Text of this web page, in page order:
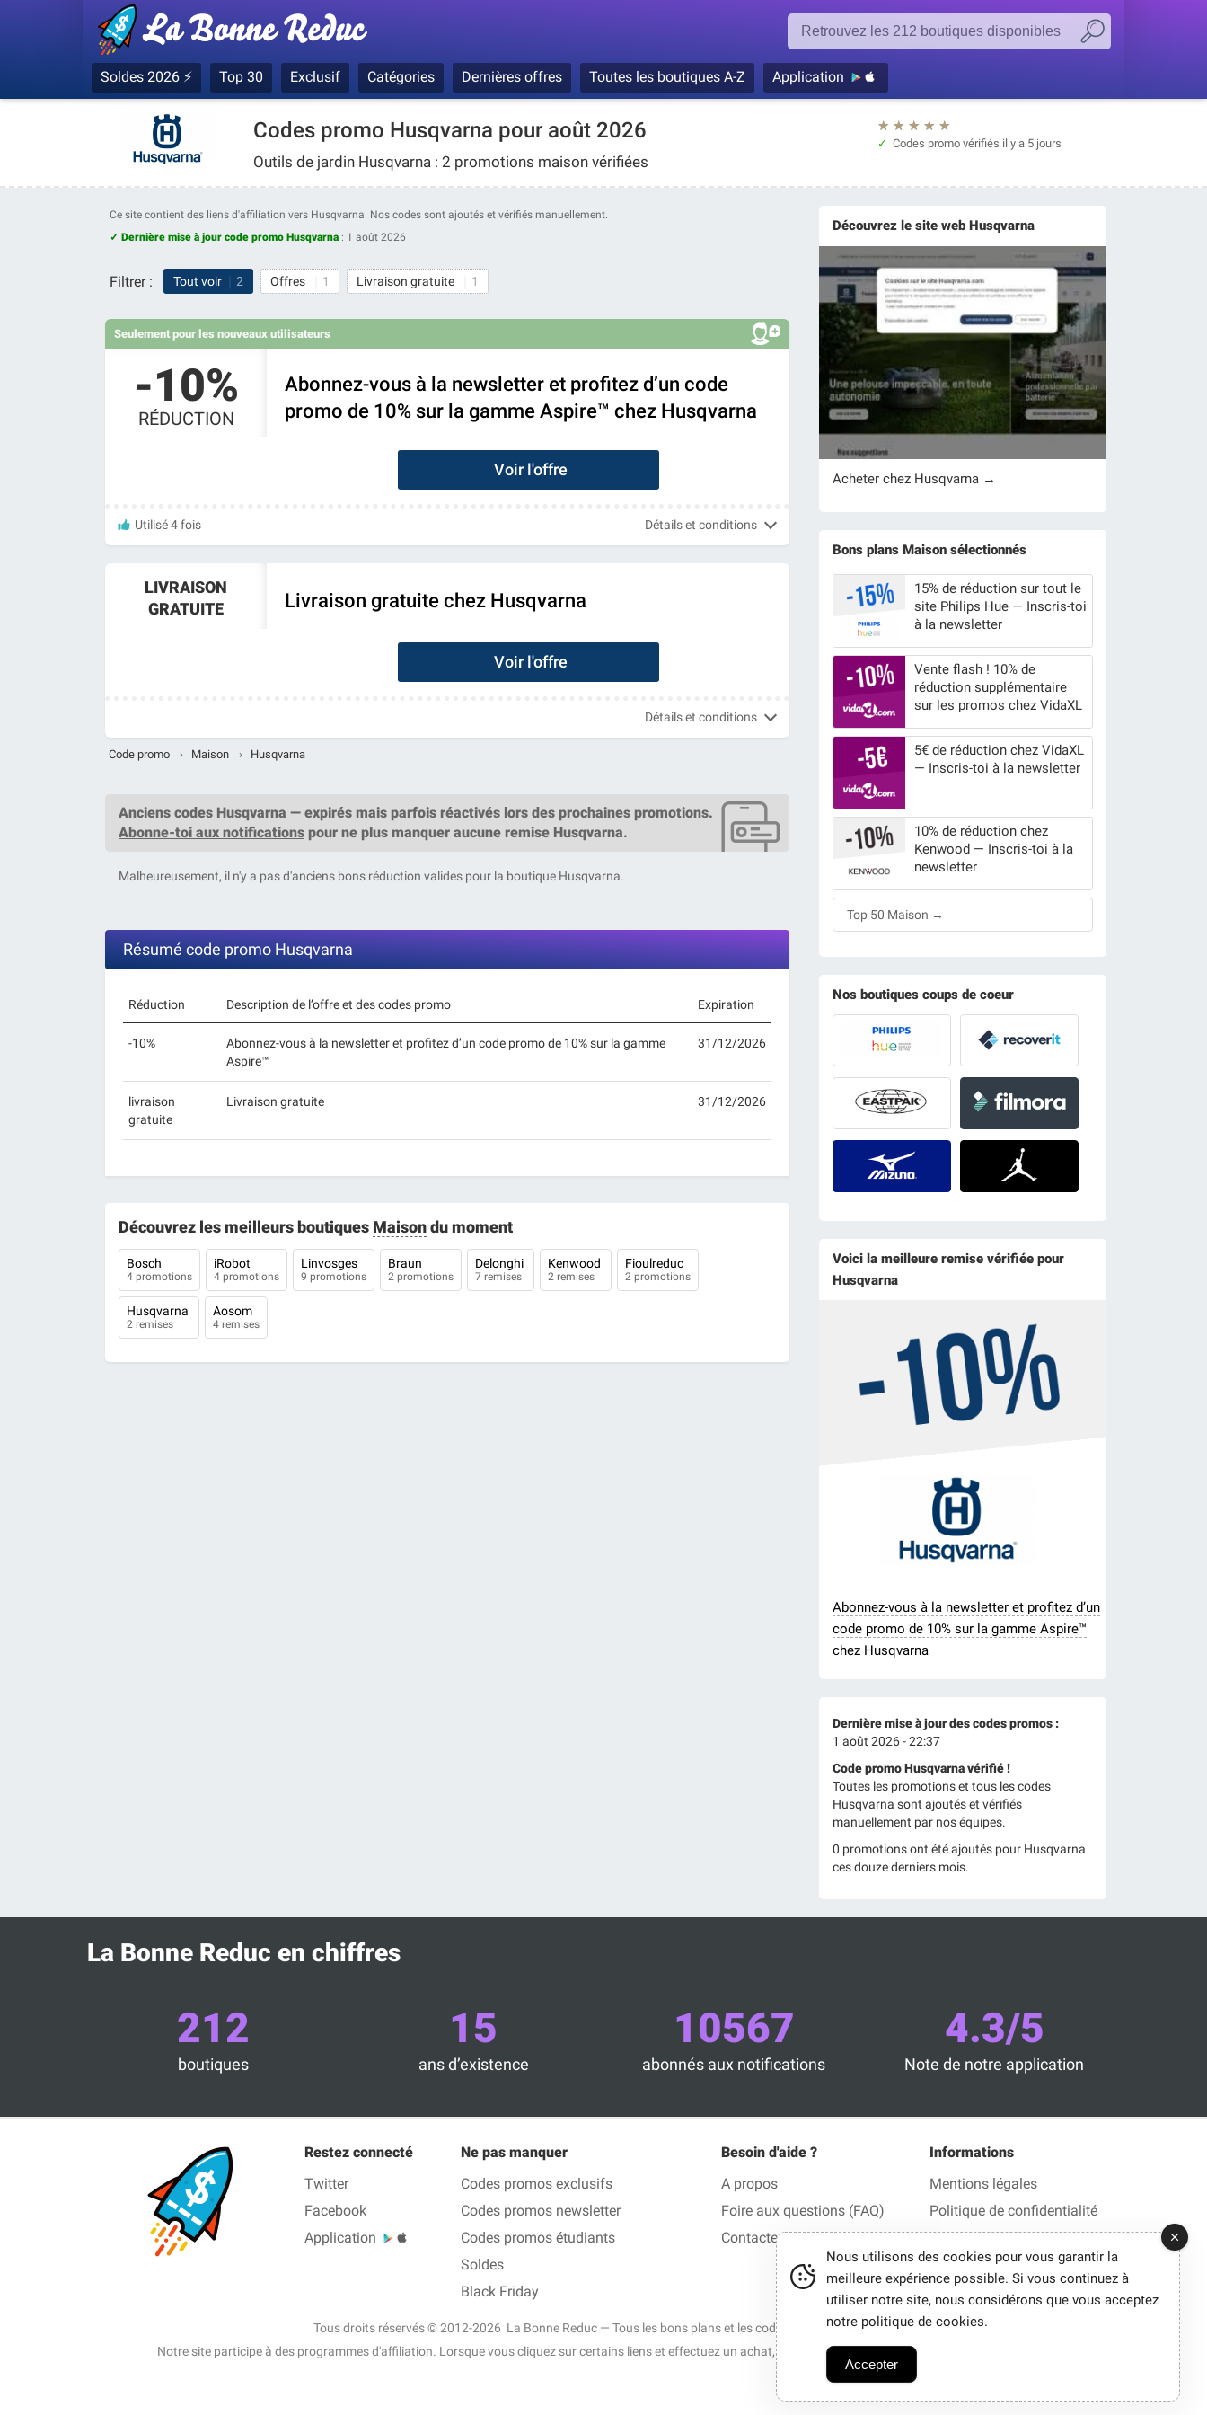
Soldes 2026 ⚡ Top 30 Exclusif Catégories Dernières offres Toutes les boutiques A-Z Application
Codes promo Husqvarna pour août 2026
Outils de jardin Husqvarna : 2 promotions maison vérifiées
★
★
★
★
★
Codes promo vérifiés il y a 5 jours
Ce site contient des liens d'affiliation vers Husqvarna. Nos codes sont ajoutés et vérifiés manuellement.
✓ Dernière mise à jour code promo Husqvarna : 1 août 2026
Filtrer : Tout voir 2 Offres 1 Livraison gratuite 1
Seulement pour les nouveaux utilisateurs
-10%
RÉDUCTION
Abonnez-vous à la newsletter et profitez d’un code
promo de 10% sur la gamme Aspire™ chez Husqvarna
Voir l'offre
Utilisé 4 fois Détails et conditions
LIVRAISON
GRATUITE
Livraison gratuite chez Husqvarna
Voir l'offre
Détails et conditions
Code promo › Maison › Husqvarna
Anciens codes Husqvarna — expirés mais parfois réactivés lors des prochaines promotions.
Abonne-toi aux notifications pour ne plus manquer aucune remise Husqvarna.
Malheureusement, il n'y a pas d'anciens bons réduction valides pour la boutique Husqvarna.
Résumé code promo Husqvarna
Réduction Description de l’offre et des codes promo Expiration
-10%
Abonnez-vous à la newsletter et profitez d’un code promo de 10% sur la gamme
Aspire™
31/12/2026
livraison
gratuite
Livraison gratuite 31/12/2026
Découvrez les meilleurs boutiques Maisondu moment
Bosch
4 promotions
iRobot
4 promotions
Linvosges
9 promotions
Braun
2 promotions
Delonghi
7 remises
Kenwood
2 remises
Fioulreduc
2 promotions
Husqvarna
2 remises
Aosom
4 remises
Découvrez le site web Husqvarna
Acheter chez Husqvarna →
Bons plans Maison sélectionnés
15% de réduction sur tout le
site Philips Hue — Inscris-toi
à la newsletter
Vente flash ! 10% de
réduction supplémentaire
sur les promos chez VidaXL
5€ de réduction chez VidaXL
— Inscris-toi à la newsletter
10% de réduction chez
Kenwood — Inscris-toi à la
newsletter
Top 50 Maison →
Nos boutiques coups de coeur
Voici la meilleure remise vérifiée pour
Husqvarna
Abonnez-vous à la newsletter et profitez d’un
code promo de 10% sur la gamme Aspire™
chez Husqvarna
Dernière mise à jour des codes promos :
1 août 2026 - 22:37
Code promo Husqvarna vérifié !
Toutes les promotions et tous les codes
Husqvarna sont ajoutés et vérifiés
manuellement par nos équipes.
0 promotions ont été ajoutés pour Husqvarna
ces douze derniers mois.
La Bonne Reduc en chiffres
212
boutiques
15
ans d’existence
10567
abonnés aux notifications
4.3/5
Note de notre application
Restez connecté
Twitter
Facebook
Application
Ne pas manquer
Codes promos exclusifs
Codes promos newsletter
Codes promos étudiants
Soldes
Black Friday
Besoin d'aide ?
A propos
Foire aux questions (FAQ)
Contactez-nous
Informations
Mentions légales
Politique de confidentialité
Tous droits réservés © 2012-2026 La Bonne Reduc — Tous les bons plans et les codes réduction en 1 clic.
Notre site participe à des programmes d'affiliation. Lorsque vous cliquez sur certains liens et effectuez un achat, nous pouvons parfois percevoir une commission.
Nous utilisons des cookies pour vous garantir la
meilleure expérience possible. Si vous continuez à
utiliser notre site, nous considérons que vous acceptez
notre politique de cookies.
Accepter